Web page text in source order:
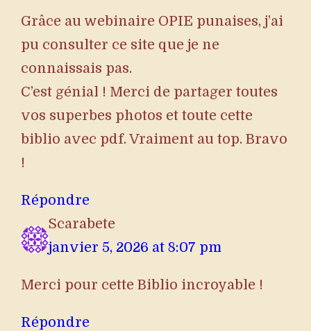
Grâce au webinaire OPIE punaises, j’ai
pu consulter ce site que je ne
connaissais pas.
C’est génial ! Merci de partager toutes
vos superbes photos et toute cette
biblio avec pdf. Vraiment au top. Bravo
!
Répondre
Scarabete
janvier 5, 2026 at 8:07 pm
Merci pour cette Biblio incroyable !
Répondre